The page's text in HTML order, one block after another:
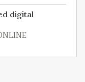
digital